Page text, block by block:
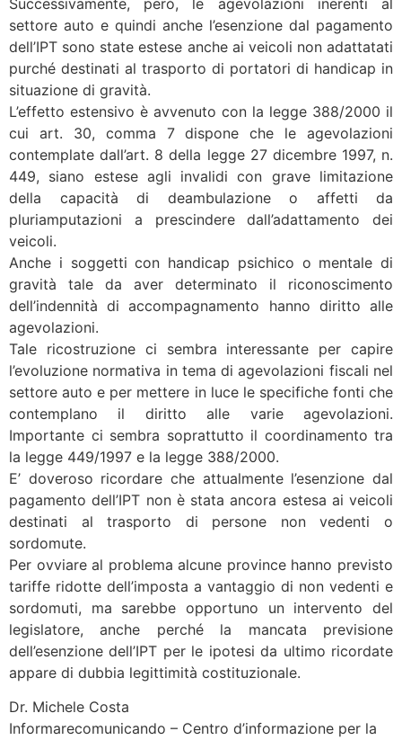
Successivamente, però, le agevolazioni inerenti al
settore auto e quindi anche l’esenzione dal pagamento
dell’IPT sono state estese anche ai veicoli non adattatati
purché destinati al trasporto di portatori di handicap in
situazione di gravità.
L’effetto estensivo è avvenuto con la legge 388/2000 il
cui art. 30, comma 7 dispone che le agevolazioni
contemplate dall’art. 8 della legge 27 dicembre 1997, n.
449, siano estese agli invalidi con grave limitazione
della capacità di deambulazione o affetti da
pluriamputazioni a prescindere dall’adattamento dei
veicoli.
Anche i soggetti con handicap psichico o mentale di
gravità tale da aver determinato il riconoscimento
dell’indennità di accompagnamento hanno diritto alle
agevolazioni.
Tale ricostruzione ci sembra interessante per capire
l’evoluzione normativa in tema di agevolazioni fiscali nel
settore auto e per mettere in luce le specifiche fonti che
contemplano il diritto alle varie agevolazioni.
Importante ci sembra soprattutto il coordinamento tra
la legge 449/1997 e la legge 388/2000.
E’ doveroso ricordare che attualmente l’esenzione dal
pagamento dell’IPT non è stata ancora estesa ai veicoli
destinati al trasporto di persone non vedenti o
sordomute.
Per ovviare al problema alcune province hanno previsto
tariffe ridotte dell’imposta a vantaggio di non vedenti e
sordomuti, ma sarebbe opportuno un intervento del
legislatore, anche perché la mancata previsione
dell’esenzione dell’IPT per le ipotesi da ultimo ricordate
appare di dubbia legittimità costituzionale.
Dr. Michele Costa
Informarecomunicando – Centro d’informazione per la